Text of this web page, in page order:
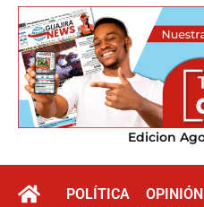
Edicion
POLÍTICA OPINIÓN